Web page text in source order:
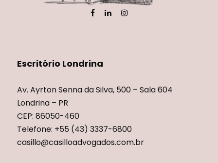
Escritório Londrina
Av. Ayrton Senna da Silva, 500 – Sala 604
Londrina – PR
CEP: 86050-460
Telefone: +55 (43) 3337-6800
casillo@casilloadvogados.com.br